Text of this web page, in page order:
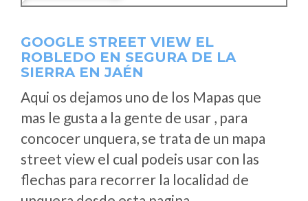
GOOGLE STREET VIEW EL
ROBLEDO EN SEGURA DE LA
SIERRA EN JAÉN
Aqui os dejamos uno de los Mapas que
mas le gusta a la gente de usar , para
concocer unquera, se trata de un mapa
street view el cual podeis usar con las
flechas para recorrer la localidad de